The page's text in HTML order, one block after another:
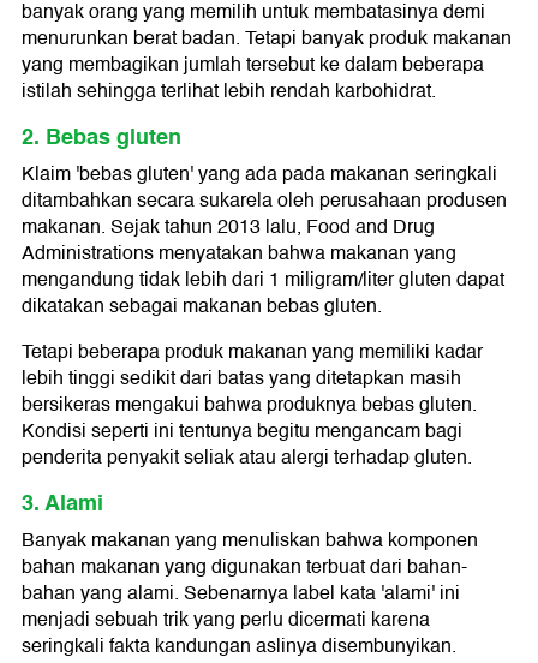
banyak orang yang memilih untuk membatasinya demi
menurunkan berat badan. Tetapi banyak produk makanan
yang membagikan jumlah tersebut ke dalam beberapa
istilah sehingga terlihat lebih rendah karbohidrat.
2. Bebas gluten
Klaim 'bebas gluten' yang ada pada makanan seringkali
ditambahkan secara sukarela oleh perusahaan produsen
makanan. Sejak tahun 2013 lalu, Food and Drug
Administrations menyatakan bahwa makanan yang
mengandung tidak lebih dari 1 miligram/liter gluten dapat
dikatakan sebagai makanan bebas gluten.
Tetapi beberapa produk makanan yang memiliki kadar
lebih tinggi sedikit dari batas yang ditetapkan masih
bersikeras mengakui bahwa produknya bebas gluten.
Kondisi seperti ini tentunya begitu mengancam bagi
penderita penyakit seliak atau alergi terhadap gluten.
3. Alami
Banyak makanan yang menuliskan bahwa komponen
bahan makanan yang digunakan terbuat dari bahan-
bahan yang alami. Sebenarnya label kata 'alami' ini
menjadi sebuah trik yang perlu dicermati karena
seringkali fakta kandungan aslinya disembunyikan.